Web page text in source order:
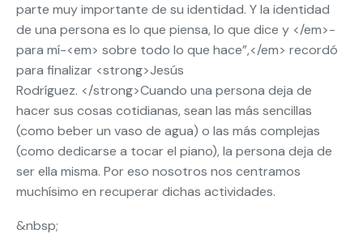
parte muy importante de su identidad. Y la identidad
de una persona es lo que piensa, lo que dice y </em>-
para mí-<em> sobre todo lo que hace”,</em> recordó
para finalizar <strong>Jesús
Rodríguez. </strong>Cuando una persona deja de
hacer sus cosas cotidianas, sean las más sencillas
(como beber un vaso de agua) o las más complejas
(como dedicarse a tocar el piano), la persona deja de
ser ella misma. Por eso nosotros nos centramos
muchísimo en recuperar dichas actividades.
&nbsp;